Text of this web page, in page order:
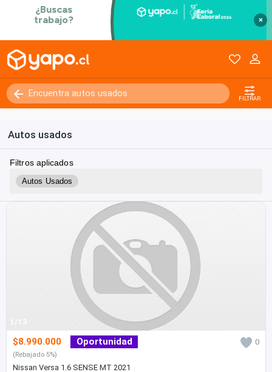
×
FILTRAR
Autos usados
Filtros aplicados
Autos Usados
1/13
$8.990.000 Oportunidad 0
(Rebajado 5%)
Nissan Versa 1.6 SENSE MT 2021